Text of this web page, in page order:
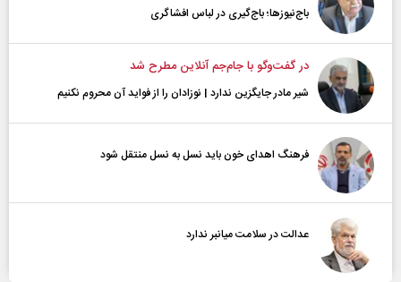
باج‌نیوزها؛ باج‌گیری در لباس افشاگری
در گفت‌و‌گو با جام‌جم آنلاین مطرح شد
شیر مادر جایگزین ندارد | نوزادان را از فواید آن محروم نکنیم
فرهنگ اهدای خون باید نسل به نسل منتقل شود
عدالت در سلامت میانبر ندارد